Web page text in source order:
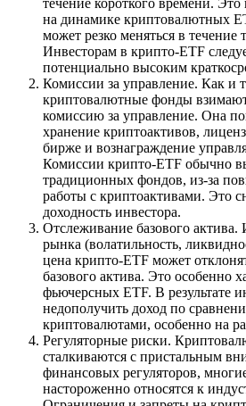
течение короткого времени.
на динамике криптовалютных
может резко меняться в течение
Инвесторам в крипто-ETF
потенциально высоким
Комиссии за управление. Как и
криптовалютные фонды
комиссию за управление. Она
хранение криптоактивов,
бирже и вознаграждение
Комиссии крипто-ETF обычно
традиционных фондов, из-за
работы с криптоактивами. Это
доходность инвестора.
Отслеживание базового актива.
рынка (волатильность,
цена крипто-ETF может
базового актива. Это особенно
фьючерсных ETF. В результате
недополучить доход по
криптовалютами, особенно на
Регуляторные риски.
сталкиваются с пристальным
финансовых регуляторов,
настороженно относятся к